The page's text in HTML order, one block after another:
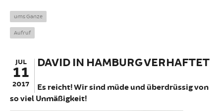
ums Ganze
Aufruf
JUL
11
2017
DAVID IN HAMBURG VERHAFTET
Es reicht! Wir sind müde und überdrüssig von
so viel Unmäßigkeit!